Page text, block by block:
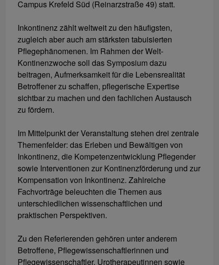
Campus Krefeld Süd (Reinarzstraße 49) statt.
Inkontinenz zählt weltweit zu den häufigsten,
zugleich aber auch am stärksten tabuisierten
Pflegephänomenen. Im Rahmen der Welt-
Kontinenzwoche soll das Symposium dazu
beitragen, Aufmerksamkeit für die Lebensrealität
Betroffener zu schaffen, pflegerische Expertise
sichtbar zu machen und den fachlichen Austausch
zu fördern.
Im Mittelpunkt der Veranstaltung stehen drei zentrale
Themenfelder: das Erleben und Bewältigen von
Inkontinenz, die Kompetenzentwicklung Pflegender
sowie Interventionen zur Kontinenzförderung und zur
Kompensation von Inkontinenz. Zahlreiche
Fachvorträge beleuchten die Themen aus
unterschiedlichen wissenschaftlichen und
praktischen Perspektiven.
Zu den Referierenden gehören unter anderem
Betroffene, Pflegewissenschaftlerinnen und
Pflegewissenschaftler, Urotherapeutinnen sowie